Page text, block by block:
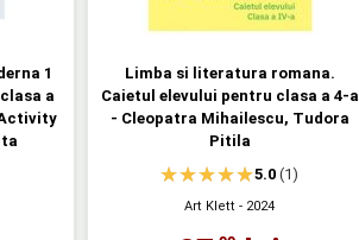
1
a
Limba si literatura romana.
Caietul elevului pentru clasa a 4-a
- Cleopatra Mihailescu, Tudora
Pitila
5.0(1)
Art Klett - 2024